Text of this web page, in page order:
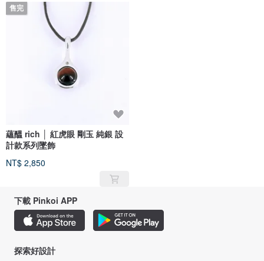
售完
蘊醞 rich │ 紅虎眼 剛玉 純銀 設
計款系列墜飾
NT$ 2,850
下載 Pinkoi APP
探索好設計